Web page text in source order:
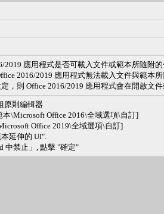
2019 應用程式是否可載入文件或範本所隨附
2016/2019 應用程式無法載入文件與範本
，則 Office 2016/2019 應用程式會在開啟文
原則編輯器
\Microsoft Office 2016\全域選項\自訂]
Office 2019\全域選項\自訂]
延伸的 UI".
中禁止」, 點擊 "確定"